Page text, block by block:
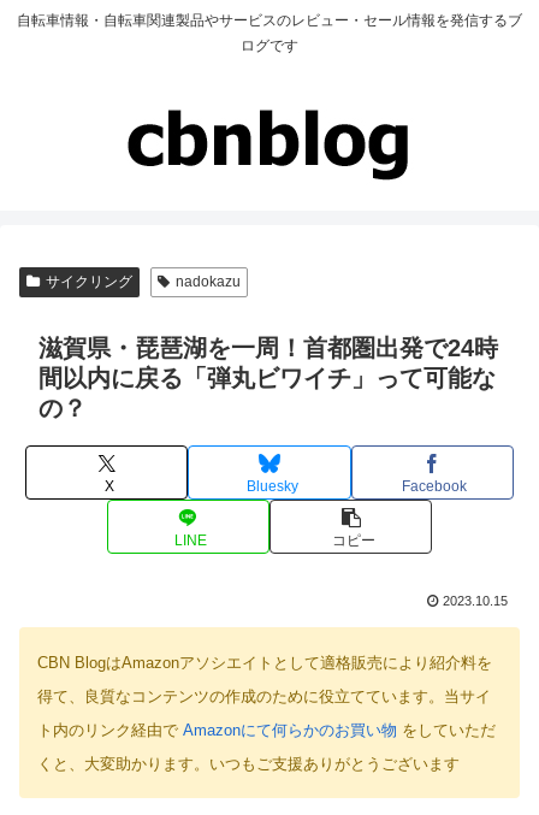
自転車情報・自転車関連製品やサービスのレビュー・セール情報を発信するブ
ログです
サイクリング nadokazu
滋賀県・琵琶湖を一周！首都圏出発で24時
間以内に戻る「弾丸ビワイチ」って可能な
の？
X Bluesky Facebook
LINE コピー
2023.10.15
CBN BlogはAmazonアソシエイトとして適格販売により紹介料を
得て、良質なコンテンツの作成のために役立てています。当サイ
ト内のリンク経由で Amazonにて何らかのお買い物 をしていただ
くと、大変助かります。いつもご支援ありがとうございます